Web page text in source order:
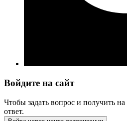
Войдите на сайт
Чтобы задать вопрос и получить
ответ.